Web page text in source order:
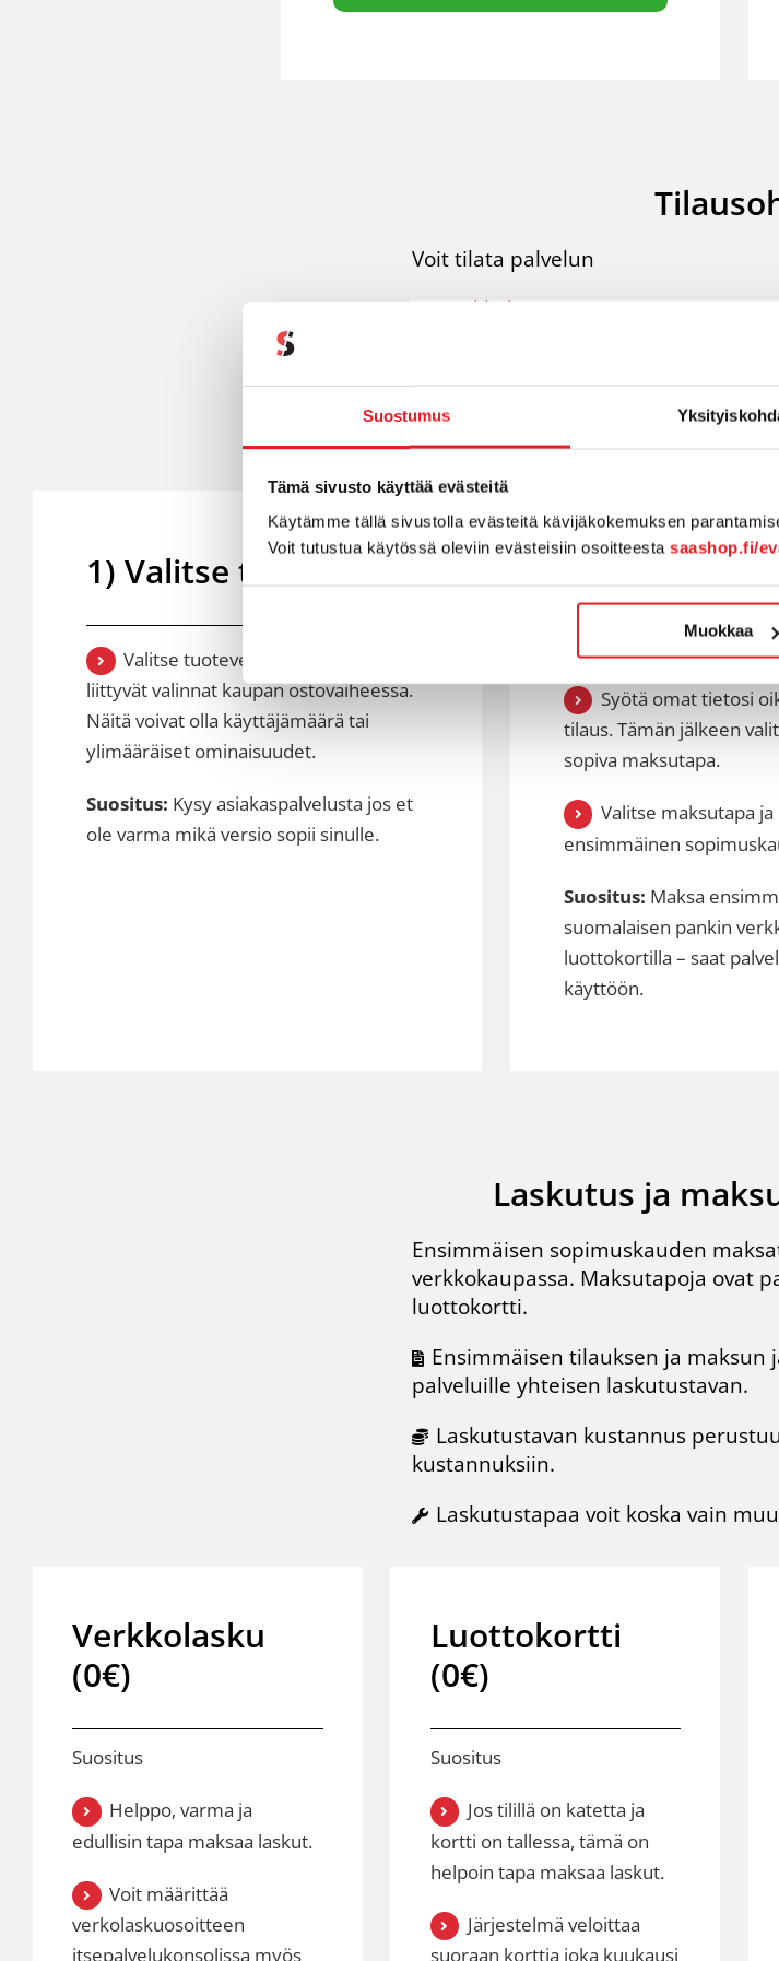
Suostumus
Tämä sivusto käyttää evästeitä
Käytämme tällä sivustolla evästeitä kävijäkokemuksen
Voit tutustua käytössä oleviin evästeisiin osoitteesta saashop.fi/
Muokkaa
Voit tilata palvelun
Verkkokaupasta(suositus)
järjestelmään)
Puhelimella 010 841 5665
1) Valitse tuote
Valitse tuoteversio. Tee siihen
liittyvät valinnat kaupan ostovaiheessa.
Näitä voivat olla käyttäjämäärä tai
ylimääräiset ominaisuudet.
Suositus: Kysy asiakaspalvelusta jos et
ole varma mikä versio sopii sinulle.
2) Hyväksy
maksa
Syötä omat tietosi
tilaus. Tämän jälkeen
sopiva maksutapa.
Valitse maksutapa ja
ensimmäinen
Suositus: Maksa
suomalaisen pankin
luottokortilla – saat
käyttöön.
Laskutus ja
Ensimmäisen sopimuskauden
verkkokaupassa. Maksutapoja ovat
luottokortti.
Ensimmäisen tilauksen ja maksun
palveluille yhteisen laskutustavan.
Laskutustavan kustannus
kustannuksiin.
Laskutustapaa voit koska vain
Verkkolasku
(0€)
Suositus
Helppo, varma ja
edullisin tapa maksaa laskut.
Voit määrittää
verkolaskuosoitteen
itsepalvelukonsolissa myös
Luottokortti
(0€)
Suositus
Jos tilillä on katetta ja
kortti on tallessa, tämä on
helpoin tapa maksaa laskut.
Järjestelmä veloittaa
suoraan korttia joka kuukausi